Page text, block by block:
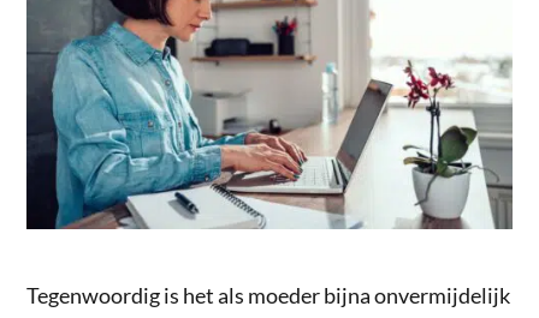
Tegenwoordig is het als moeder bijna onvermijdelijk